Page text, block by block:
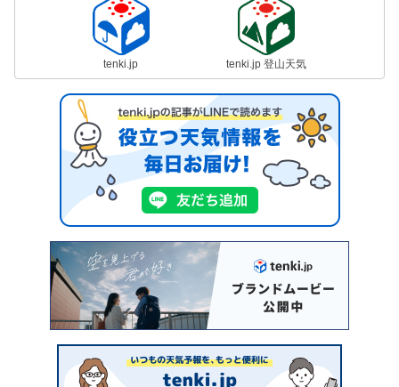
tenki.jp tenki.jp 登山天気